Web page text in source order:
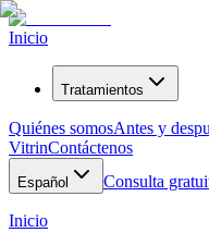
Inicio
Tratamientos
Quiénes somosAntes y
VitrinContáctenos
Español Consulta
Inicio